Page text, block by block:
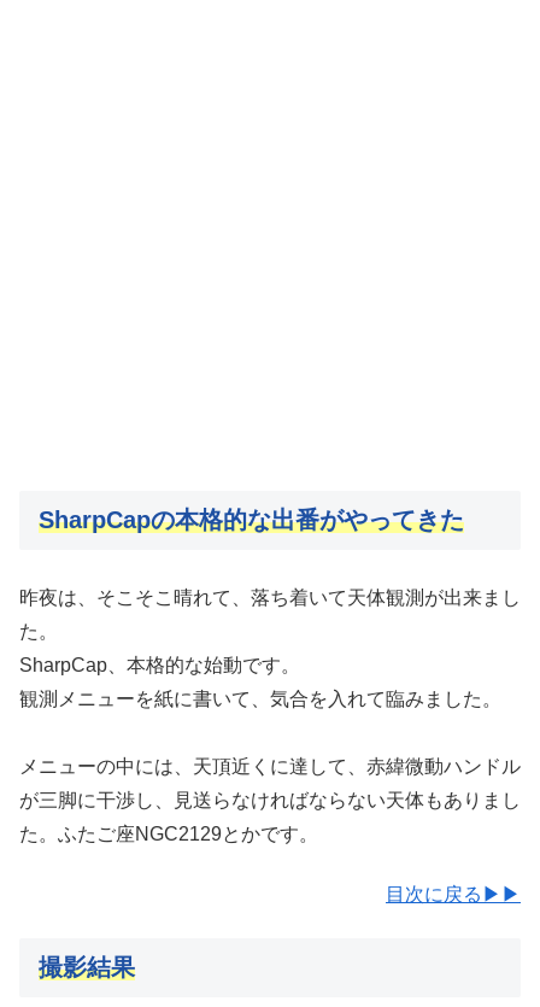
SharpCapの本格的な出番がやってきた
昨夜は、そこそこ晴れて、落ち着いて天体観測が出来まし
た。
SharpCap、本格的な始動です。
観測メニューを紙に書いて、気合を入れて臨みました。
メニューの中には、天頂近くに達して、赤緯微動ハンドル
が三脚に干渉し、見送らなければならない天体もありまし
た。ふたご座NGC2129とかです。
目次に戻る▶▶
撮影結果